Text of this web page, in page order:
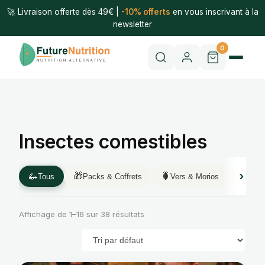
🚀 Livraison offerte dès 49€ | -10% offerts en vous inscrivant à la
newsletter
0
Insectes comestibles
🦗Tous 🎁Packs & Coffrets 🐛 Vers & Morios 🦗
Affichage de 1–16 sur 38 résultats